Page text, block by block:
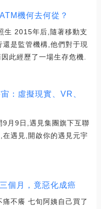
機何去何從？
生 2015年后,隨著移動支
是監管機構,他們對于現
此經歷了一場生存危機.
：虛擬現實、VR、
月9日,遇見集團旗下互聯
遇見,開啟你的遇見元宇
個月，竟惡化成癌
不癢 七旬阿姨自己買了